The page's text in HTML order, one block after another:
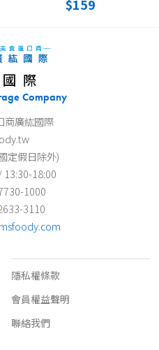
$159
際
Company
商廣紘國際
定假日除外)
13:30-18:00
1000
3110
隱私權條款
會員權益聲明
聯絡我們